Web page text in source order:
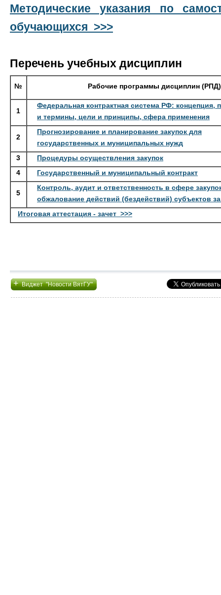
Методические указания по
обучающихся >>>
Перечень учебных дисциплин
№ Рабочие программы дисциплин (РПД)
1
Федеральная контрактная система РФ: концепция,
и термины, цели и принципы, сфера применения
2
Прогнозирование и планирование закупок для
государственных и муниципальных нужд
3
Процедуры осуществления закупок
4
Государственный и муниципальный контракт
5
Контроль, аудит и ответственность в сфере
обжалование действий (бездействий) субъектов
Итоговая аттестация - зачет >>>
+Виджет "Новости ВятГУ"